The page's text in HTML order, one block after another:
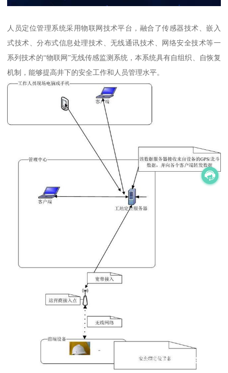
人员定位管理系统采用物联网技术平台，融合了传感器技术、嵌入
式技术、分布式信息处理技术、无线通讯技术、网络安全技术等一
系列技术的“物联网”无线传感监测系统，本系统具有自组织、自恢复
机制，能够提高井下的安全工作和人员管理水平。